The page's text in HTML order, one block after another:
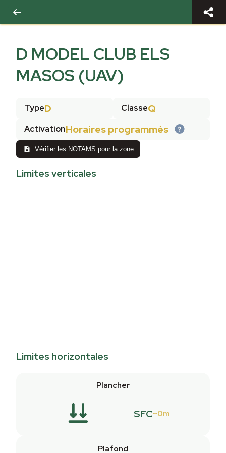
D MODEL CLUB ELS
MASOS (UAV)
TypeD ClasseQ
ActivationHoraires programmés
Vérifier les NOTAMS pour la zone
Limites verticales
Limites horizontales
Plancher
SFC 0m
Plafond